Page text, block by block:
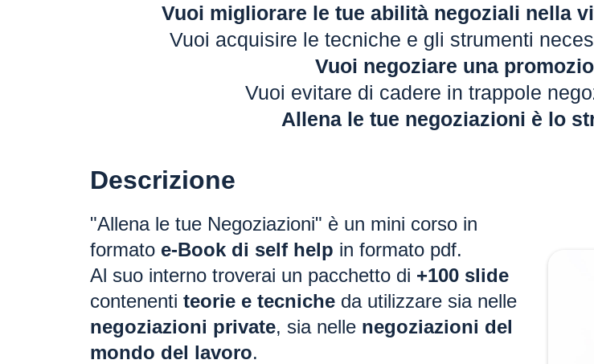
Vuoi migliorare le tue abilità negoziali nella
Vuoi acquisire le tecniche e gli strumenti
Vuoi negoziare una
Vuoi evitare di cadere in trappole
Allena le tue negoziazioni è lo
Descrizione
"Allena le tue Negoziazioni" è un mini corso in
formato e-Book di self help in formato pdf.
Al suo interno troverai un pacchetto di +100 slide
contenenti teorie e tecniche da utilizzare sia nelle
negoziazioni private, sia nelle negoziazioni del
mondo del lavoro.